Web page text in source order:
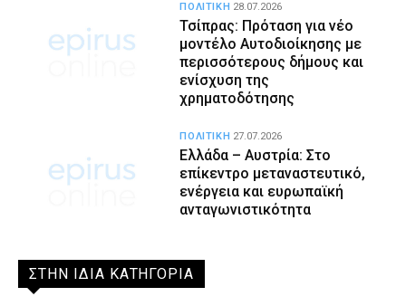
Τσίπρας: Πρόταση για νέο
μοντέλο Αυτοδιοίκησης με
περισσότερους δήμους και
ενίσχυση της
χρηματοδότησης
ΠΟΛΙΤΙΚΗ 28.07.2026
Ελλάδα – Αυστρία: Στο
επίκεντρο μεταναστευτικό,
ενέργεια και ευρωπαϊκή
ανταγωνιστικότητα
ΠΟΛΙΤΙΚΗ 27.07.2026
ΣΤΗΝ ΙΔΙΑ ΚΑΤΗΓΟΡΙΑ